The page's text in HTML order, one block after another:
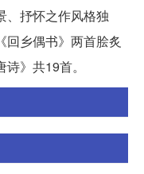
、抒怀之作风格独
乡偶书》两首脍炙
》共19首。